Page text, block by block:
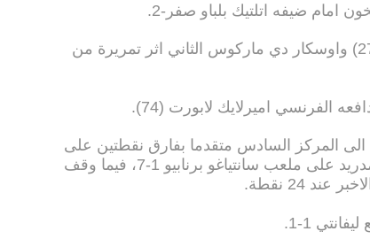
امام ضيفه اتلتيك بلباو صفر-2.
وسجل بينيات الهدف الاول من ركلة حرة (27) واوسكار دي ماركوس الثاني اثر تمريرة من
اميرلايك لابورت (74).
بلباو الى 44 نقطة نقلته الى المركز السادس متقدما بفارق نقطتين على
سلتا فيغو الذي تلقى هزيمة ثقيلة اما ريال مدريد على ملعب سانتياغو برنابيو 1-7، فيما وقف
24 نقطة.
1-1.